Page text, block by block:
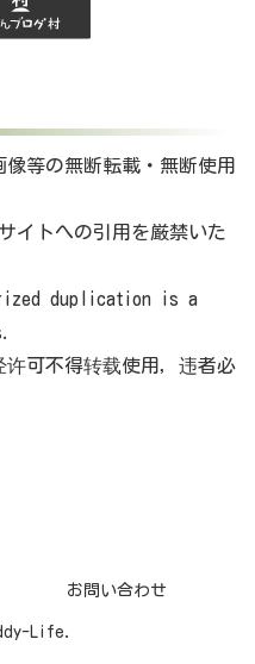
等の無断転載・無断使用
イトへの引用を厳禁いた
duplication is a
可不得转载使用，违者必
お問い合わせ
Life.